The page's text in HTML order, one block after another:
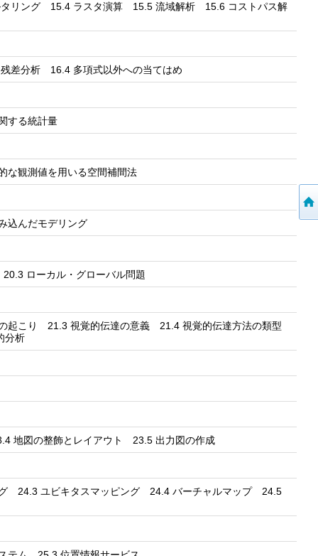
リング 15.4 ラスタ演算 15.5 流域解析 15.6 コストパス解
差分析 16.4 多項式以外への当てはめ
する統計量
な観測値を用いる空間補間法
込んだモデリング
ローカル・グローバル問題
起こり 21.3 視覚的伝達の意義 21.4 視覚的伝達方法の類型
分析
地図の整飾とレイアウト 23.5 出力図の作成
24.3 ユビキタスマッピング 24.4 バーチャルマップ 24.5